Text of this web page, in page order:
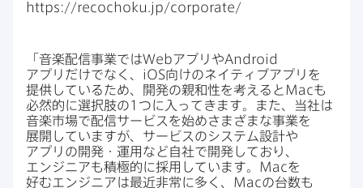
https://recochoku jp/corporate/
「音楽配信事業ではWebアプリやAndroid
アプリだけでなく、 iOS向けの​ネイティブアプリを​
提供している​ため、​開発の​親和性を​考えると Macも​
必然的に​選択肢の1 つに​入ってきます。​また、​当社は​
音楽市場で​配信サービスを​始めさまざまな​事業を​
展開していますが、​サービスの​システム設計や​
アプリの​開発・運用など​自社で​開発しており、​
エンジニアも​積極的に​採用しています。 Macを​
好むエンジニアは​最近​非常に​多く、 Macの​台数も​